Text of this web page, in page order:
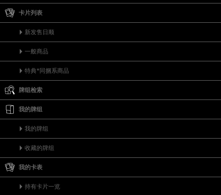
卡片列表
新发售日顺
一般商品
特典*同捆系商品
牌组检索
我的牌组
我的牌组
收藏的牌组
我的卡表
持有卡片一览